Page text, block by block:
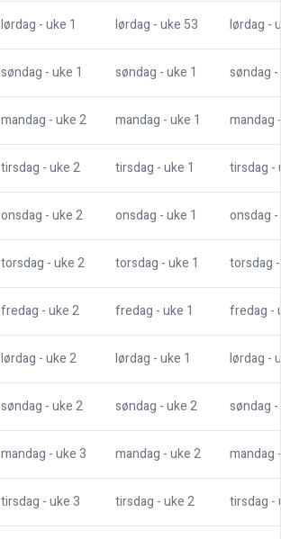
lørdag - uke 1 lørdag - uke 53 lørdag -
søndag - uke 1 søndag - uke 1 søndag
mandag - uke2 mandag - uke 1 mandag
tirsdag - uke2 tirsdag - uke 1 tirsdag -
onsdag - uke2 onsdag - uke 1 onsdag
torsdag - uke2 torsdag - uke 1 torsdag
fredag - uke2 fredag - uke 1 fredag -
lørdag - uke2 lørdag - uke 1 lørdag -
søndag - uke2 søndag - uke2 søndag
mandag - uke3 mandag - uke2 mandag
tirsdag - uke3 tirsdag - uke2 tirsdag -